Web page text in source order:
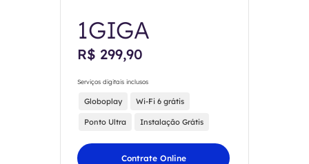
1GIGA
R$ 299,90
Serviços digitais inclusos
Globoplay Wi-Fi 6 grátis
Ponto Ultra Instalação Grátis
Contrate Online